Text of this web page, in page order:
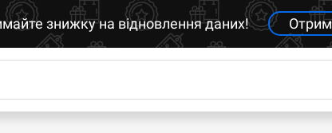
знижку на відновлення даних!